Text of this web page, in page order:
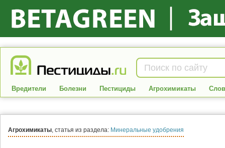
Вредители Болезни Пестициды Агрохимикаты
Агрохимикаты, статья из раздела: Минеральные удобрения